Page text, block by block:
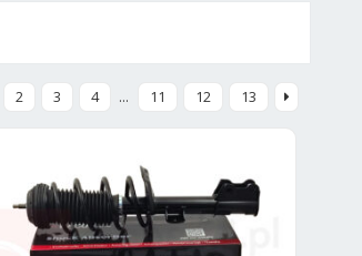
2 3 4 … 11 12 13